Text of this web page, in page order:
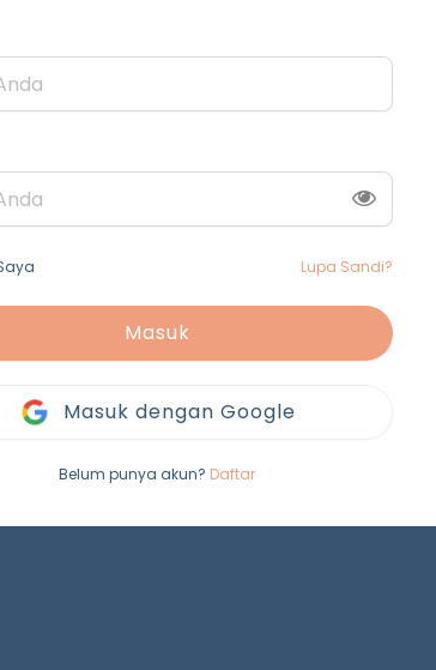
Lupa Sandi?
Masuk
Masuk dengan Google
Belum punya akun? Daftar